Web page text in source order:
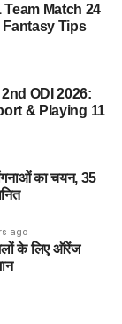
Team Match 24
Fantasy Tips
ODI 2026:
& Playing 11
का चयन, 35
ago
के लिए ऑरेंज